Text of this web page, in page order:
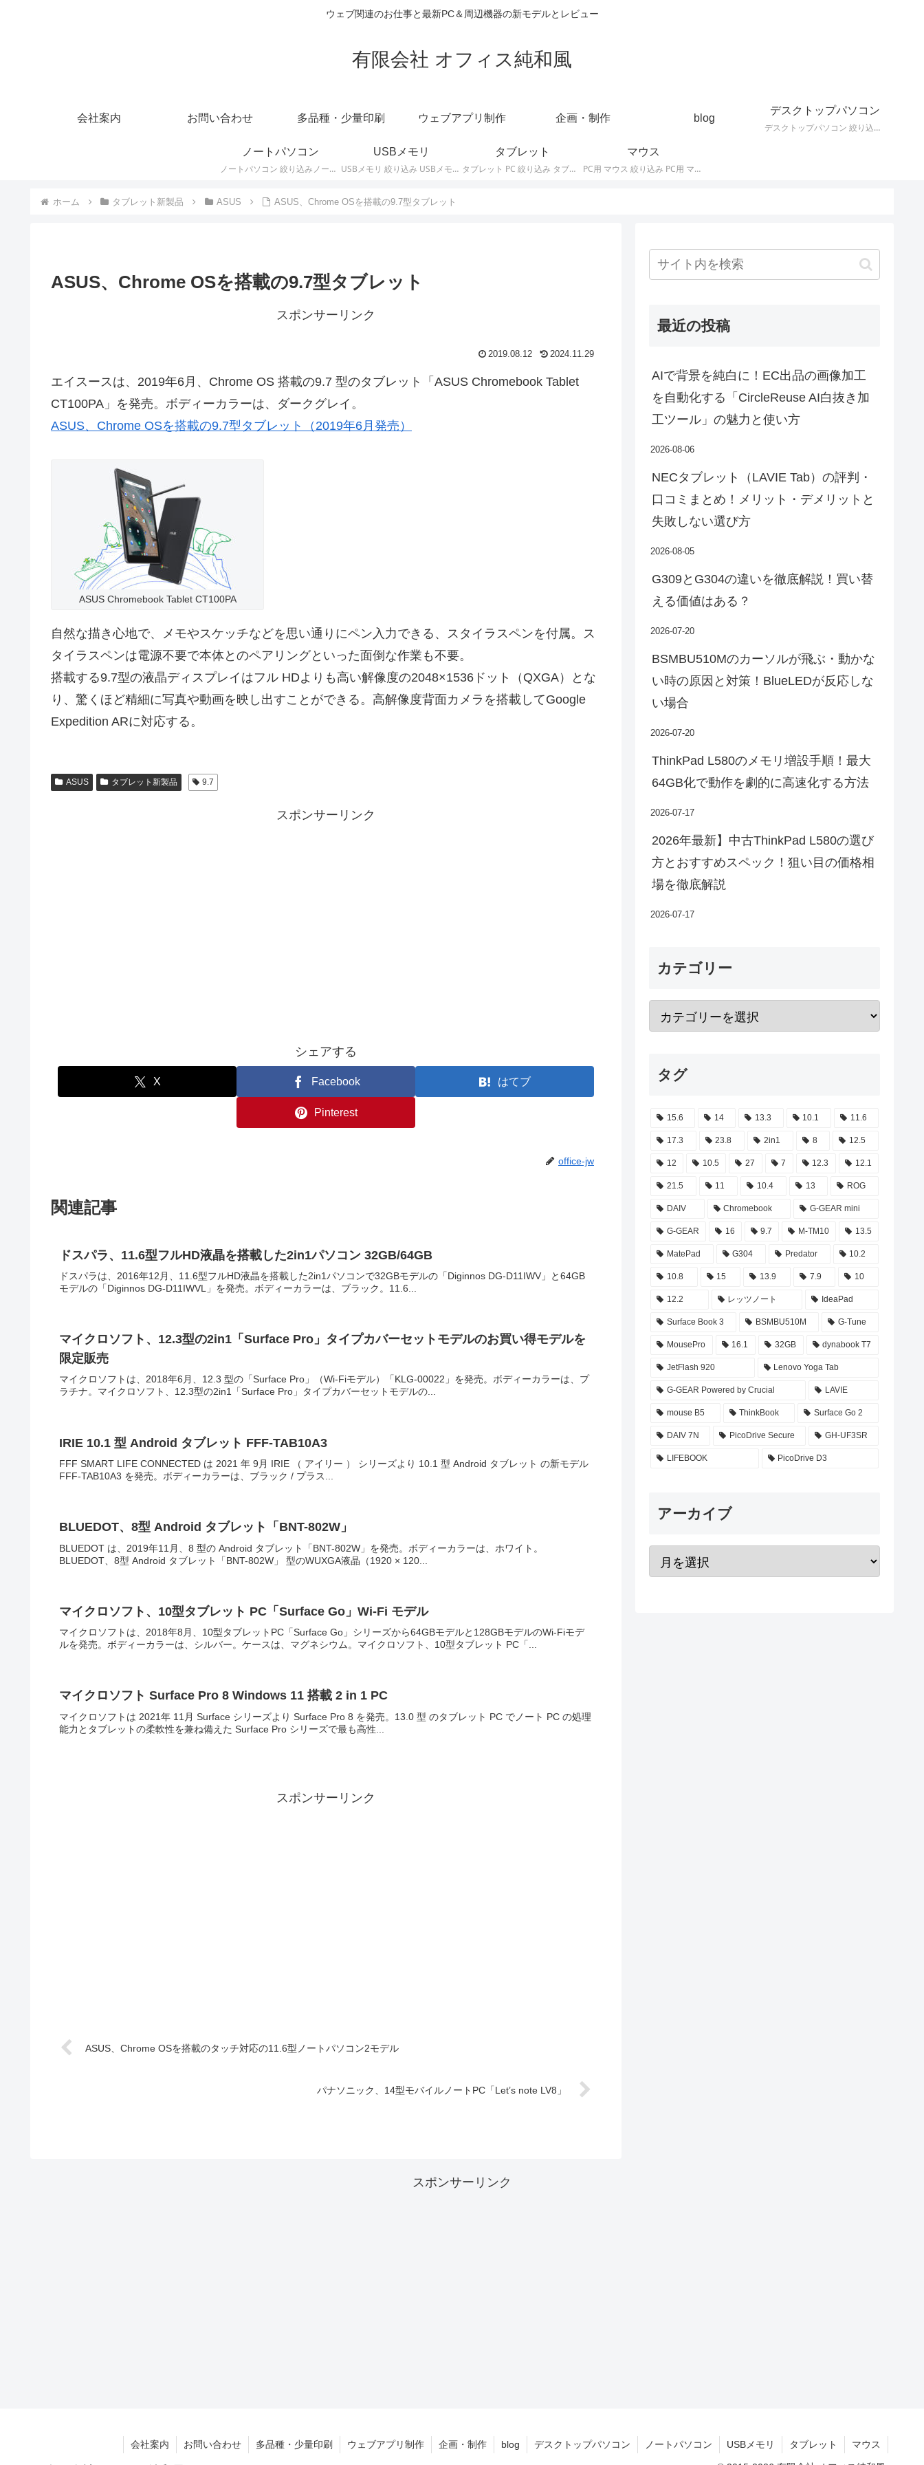
ウェブ関連のお仕事と最新PC＆周辺機器の新モデルとレビュー
有限会社 オフィス純和風
会社案内 お問い合わせ 多品種・少量印刷 ウェブアプリ制作 企画・制作 blog
デスクトップパソコン
デスクトップパソコン 絞り込み デスクトップPCの最新モデルやスペック・仕様に関する情報。
ノートパソコン
ノートパソコン 絞り込みノートPCの最新モデルやスペック・仕様に関する情報。
USBメモリ
USBメモリ 絞り込み USBメモリの最新モデルやスペック・仕様に関する情報。
タブレット
タブレット PC 絞り込み タブレットの最新モデルやスペック・仕様に関する情報。
マウス
PC用 マウス 絞り込み PC用 マウス 最新モデルやスペック・仕様に関する情報。ワイヤレスマウス、有線マウス、接続タイプなど。
ホーム タブレット新製品 ASUS ASUS、Chrome OSを搭載の9.7型タブレット
ASUS、Chrome OSを搭載の9.7型タブレット
スポンサーリンク
2019.08.12 2024.11.29
エイスースは、2019年6月、Chrome OS 搭載の9.7 型のタブレット「ASUS Chromebook Tablet
CT100PA」を発売。ボディーカラーは、ダークグレイ。
ASUS、Chrome OSを搭載の9.7型タブレット（2019年6月発売）
ASUS Chromebook Tablet CT100PA
自然な描き心地で、メモやスケッチなどを思い通りにペン入力できる、スタイラスペンを付属。ス
タイラスペンは電源不要で本体とのペアリングといった面倒な作業も不要。
搭載する9.7型の液晶ディスプレイはフル HDよりも高い解像度の2048×1536ドット（QXGA）とな
り、驚くほど精細に写真や動画を映し出すことができる。高解像度背面カメラを搭載してGoogle
Expedition ARに対応する。
ASUS タブレット新製品 9.7
スポンサーリンク
シェアする
X Facebook はてブ
Pinterest
office-jw
関連記事
ドスパラ、11.6型フルHD液晶を搭載した2in1パソコン 32GB/64GB
ドスパラは、2016年12月、11.6型フルHD液晶を搭載した2in1パソコンで32GBモデルの「Diginnos DG-D11IWV」と64GB
モデルの「Diginnos DG-D11IWVL」を発売。ボディーカラーは、ブラック。11.6...
マイクロソフト、12.3型の2in1「Surface Pro」タイプカバーセットモデルのお買い得モデルを
限定販売
マイクロソフトは、2018年6月、12.3 型の「Surface Pro」（Wi-Fiモデル）「KLG-00022」を発売。ボディーカラーは、プ
ラチナ。マイクロソフト、12.3型の2in1「Surface Pro」タイプカバーセットモデルの...
IRIE 10.1 型 Android タブレット FFF-TAB10A3
FFF SMART LIFE CONNECTED は 2021 年 9月 IRIE （ アイリー ） シリーズより 10.1 型 Android タブレット の新モデル
FFF-TAB10A3 を発売。ボディーカラーは、ブラック / プラス...
BLUEDOT、8型 Android タブレット「BNT-802W」
BLUEDOT は、2019年11月、8 型の Android タブレット「BNT-802W」を発売。ボディーカラーは、ホワイト。
BLUEDOT、8型 Android タブレット「BNT-802W」 型のWUXGA液晶（1920 × 120...
マイクロソフト、10型タブレット PC「Surface Go」Wi-Fi モデル
マイクロソフトは、2018年8月、10型タブレットPC「Surface Go」シリーズから64GBモデルと128GBモデルのWi-Fiモデ
ルを発売。ボディーカラーは、シルバー。ケースは、マグネシウム。マイクロソフト、10型タブレット PC「...
マイクロソフト Surface Pro 8 Windows 11 搭載 2 in 1 PC
マイクロソフトは 2021年 11月 Surface シリーズより Surface Pro 8 を発売。13.0 型 のタブレット PC でノート PC の処理
能力とタブレットの柔軟性を兼ね備えた Surface Pro シリーズで最も高性...
スポンサーリンク
ASUS、Chrome OSを搭載のタッチ対応の11.6型ノートパソコン2モデル
パナソニック、14型モバイルノートPC「Let’s note LV8」
最近の投稿
AIで背景を純白に！EC出品の画像加工
を自動化する「CircleReuse AI白抜き加
工ツール」の魅力と使い方
2026-08-06
NECタブレット（LAVIE Tab）の評判・
口コミまとめ！メリット・デメリットと
失敗しない選び方
2026-08-05
G309とG304の違いを徹底解説！買い替
える価値はある？
2026-07-20
BSMBU510Mのカーソルが飛ぶ・動かな
い時の原因と対策！BlueLEDが反応しな
い場合
2026-07-20
ThinkPad L580のメモリ増設手順！最大
64GB化で動作を劇的に高速化する方法
2026-07-17
2026年最新】中古ThinkPad L580の選び
方とおすすめスペック！狙い目の価格相
場を徹底解説
2026-07-17
カテゴリー
タグ
15.6 14 13.3 10.1 11.6
17.3 23.8 2in1 8 12.5
12 10.5 27 7 12.3 12.1
21.5 11 10.4 13 ROG
DAIV Chromebook G-GEAR mini
G-GEAR 16 9.7 M-TM10 13.5
MatePad G304 Predator 10.2
10.8 15 13.9 7.9 10
12.2 レッツノート IdeaPad
Surface Book 3 BSMBU510M G-Tune
MousePro 16.1 32GB dynabook T7
JetFlash 920 Lenovo Yoga Tab
G-GEAR Powered by Crucial LAVIE
mouse B5 ThinkBook Surface Go 2
DAIV 7N PicoDrive Secure GH-UF3SR
LIFEBOOK PicoDrive D3
アーカイブ
スポンサーリンク
会社案内 お問い合わせ 多品種・少量印刷 ウェブアプリ制作 企画・制作 blog デスクトップパソコン ノートパソコン USBメモリ タブレット マウス